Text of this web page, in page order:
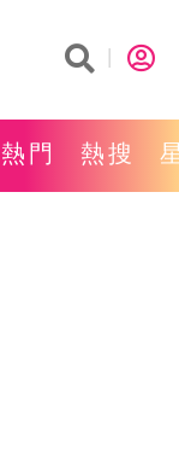
熱門 熱搜